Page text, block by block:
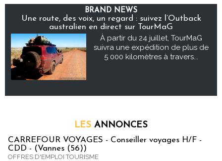
BRAND NEWS
Une route, des voix, un regard : suivez l’Outback
australien en direct sur TourMaG
À partir du 24 juillet, TourMaG
suivra une expédition de plus de
5 000 kilomètres à travers...
LES ANNONCES
CARREFOUR VOYAGES - Conseiller voyages H/F -
CDD - (Vannes (56))
OFFRES D'EMPLOI TOURISME